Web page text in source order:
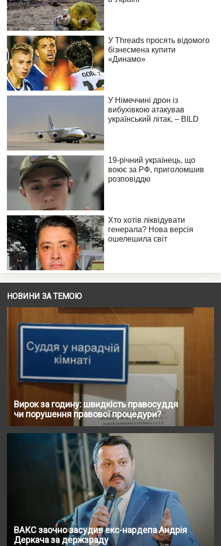
НОВИНИ ЗА ТЕМОЮ
Вирок за годину: швидкість правосуддя
чи порушення правової процедури?
ВАКС заочно засудив екс-нардепа Андрія
Деркача за держзраду